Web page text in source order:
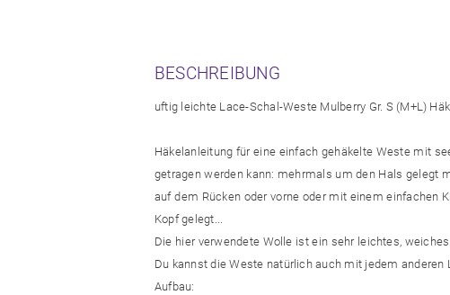
BESCHREIBUNG
uftig leichte Lace-Schal-Weste Mulberry Gr. S (M+L)
Häkelanleitung für eine einfach gehäkelte Weste mit
getragen werden kann: mehrmals um den Hals gelegt
auf dem Rücken oder vorne oder mit einem einfachen
Kopf gelegt...
Die hier verwendete Wolle ist ein sehr leichtes,
Du kannst die Weste natürlich auch mit jedem anderen
Aufbau: